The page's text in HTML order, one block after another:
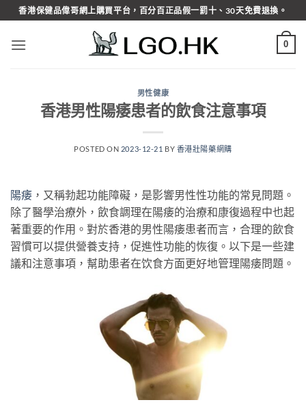
Skip
to
content
香港保健品偉哥網上購買平台，百分百正品假一罰十、30天免費退換。
0
男性健康
香港男性陽痿患者的飲食注意事項
POSTED ON 2023-12-21 BY 香港壯陽藥網購
陽痿 ，又稱勃起功能障礙，是影響男性性功能的常見問題。
除了醫學治療外，飲食調理在陽痿的治療和康復過程中也起
著重要的作用。對於香港的男性陽痿患者而言，合理的飲食
習慣可以提供營養支持，促進性功能的恢復。以下是一些建
議和注意事項，幫助患者在饮食方面更好地管理陽痿問題。